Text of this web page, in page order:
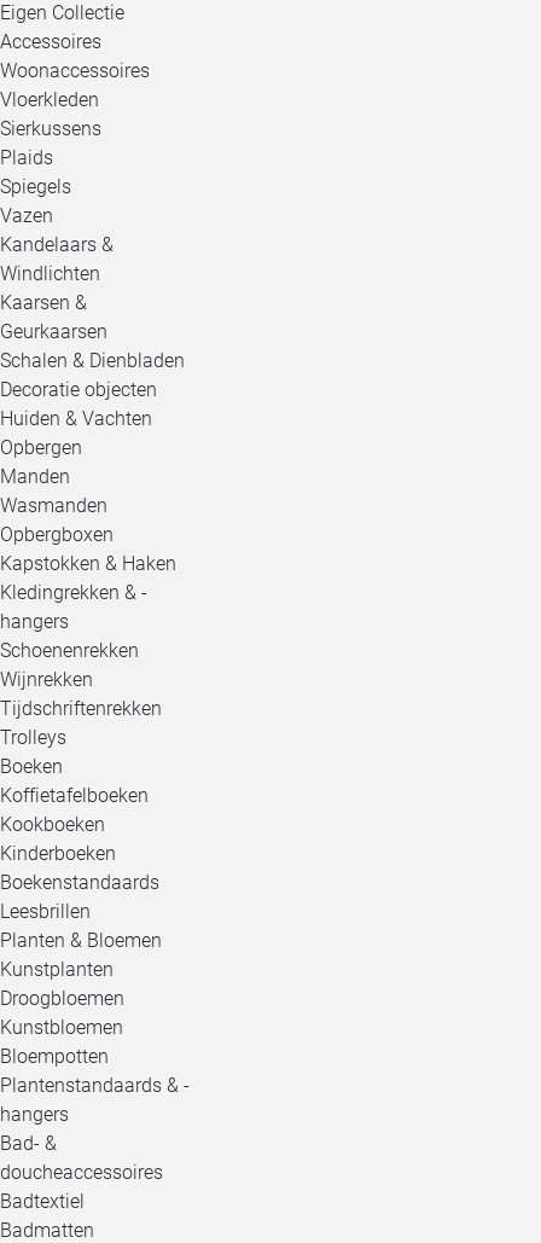
Eigen Collectie
Accessoires
Woonaccessoires
Vloerkleden
Sierkussens
Plaids
Spiegels
Vazen
Kandelaars &
Windlichten
Kaarsen &
Geurkaarsen
Schalen & Dienbladen
Decoratie objecten
Huiden & Vachten
Opbergen
Manden
Wasmanden
Opbergboxen
Kapstokken & Haken
Kledingrekken & -
hangers
Schoenenrekken
Wijnrekken
Tijdschriftenrekken
Trolleys
Boeken
Koffietafelboeken
Kookboeken
Kinderboeken
Boekenstandaards
Leesbrillen
Planten & Bloemen
Kunstplanten
Droogbloemen
Kunstbloemen
Bloempotten
Plantenstandaards & -
hangers
Bad- &
doucheaccessoires
Badtextiel
Badmatten